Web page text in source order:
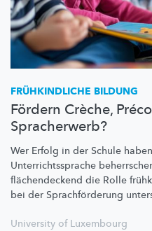
FRÜHKINDLICHE BILDUNG
Fördern Crèche,
Spracherwerb?
Wer Erfolg in der Schule
Unterrichtssprache
flächendeckend die Rolle
bei der Sprachförderung
University of Luxembourg